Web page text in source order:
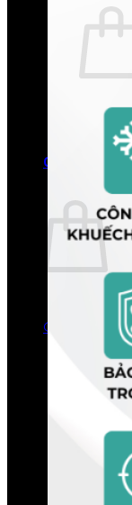
Quay trở
0
Giỏ hàng
Quay trở lại